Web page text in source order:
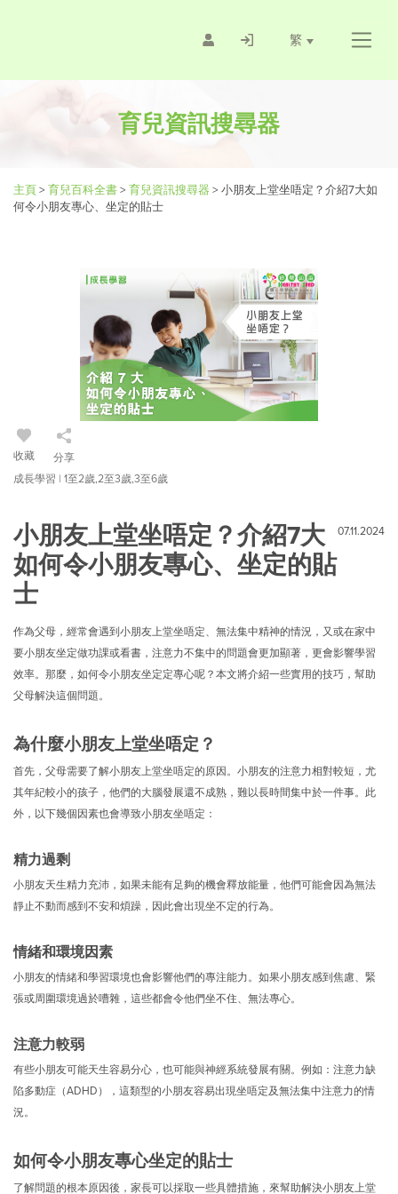
繁
育兒資訊搜尋器
主頁> 育兒百科全書> 育兒資訊搜尋器 > 小朋友上堂坐唔定？介紹7大如
何令小朋友專心、坐定的貼士
收藏
分享
成長學習 | 1至2歲,2至3歲,3至6歲
小朋友上堂坐唔定？介紹7大
如何令小朋友專心、坐定的貼
士
07.11.2024
作為父母，經常會遇到小朋友上堂坐唔定、無法集中精神的情況，又或在家中
要小朋友坐定做功課或看書，注意力不集中的問題會更加顯著，更會影響學習
效率。那麼，如何令小朋友坐定定專心呢？本文將介紹一些實用的技巧，幫助
父母解決這個問題。
為什麼小朋友上堂坐唔定？
首先，父母需要了解小朋友上堂坐唔定的原因。小朋友的注意力相對較短，尤
其年紀較小的孩子，他們的大腦發展還不成熟，難以長時間集中於一件事。此
外，以下幾個因素也會導致小朋友坐唔定：
精力過剩
小朋友天生精力充沛，如果未能有足夠的機會釋放能量，他們可能會因為無法
靜止不動而感到不安和煩躁，因此會出現坐不定的行為。
情緒和環境因素
小朋友的情緒和學習環境也會影響他們的專注能力。如果小朋友感到焦慮、緊
張或周圍環境過於嘈雜，這些都會令他們坐不住、無法專心。
注意力較弱
有些小朋友可能天生容易分心，也可能與神經系統發展有關。例如：注意力缺
陷多動症（ADHD），這類型的小朋友容易出現坐唔定及無法集中注意力的情
況。
如何令小朋友專心坐定的貼士
了解問題的根本原因後，家長可以採取一些具體措施，來幫助解決小朋友上堂